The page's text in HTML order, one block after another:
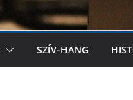
SZÍV-HANG